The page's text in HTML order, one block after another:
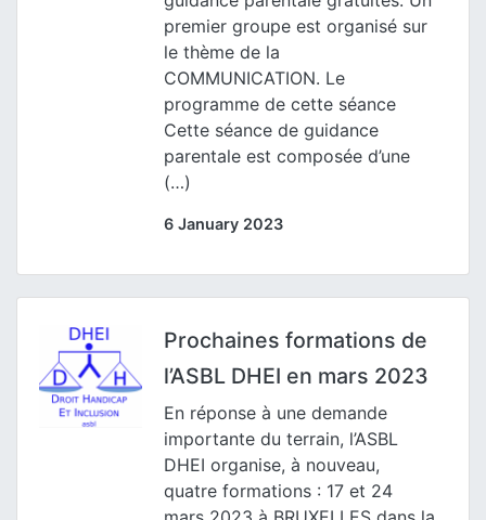
premier groupe est organisé sur
le thème de la
COMMUNICATION. Le
programme de cette séance
Cette séance de guidance
parentale est composée d’une
(…)
6 January 2023
Prochaines formations de
l’ASBL DHEI en mars 2023
En réponse à une demande
importante du terrain, l’ASBL
DHEI organise, à nouveau,
quatre formations : 17 et 24